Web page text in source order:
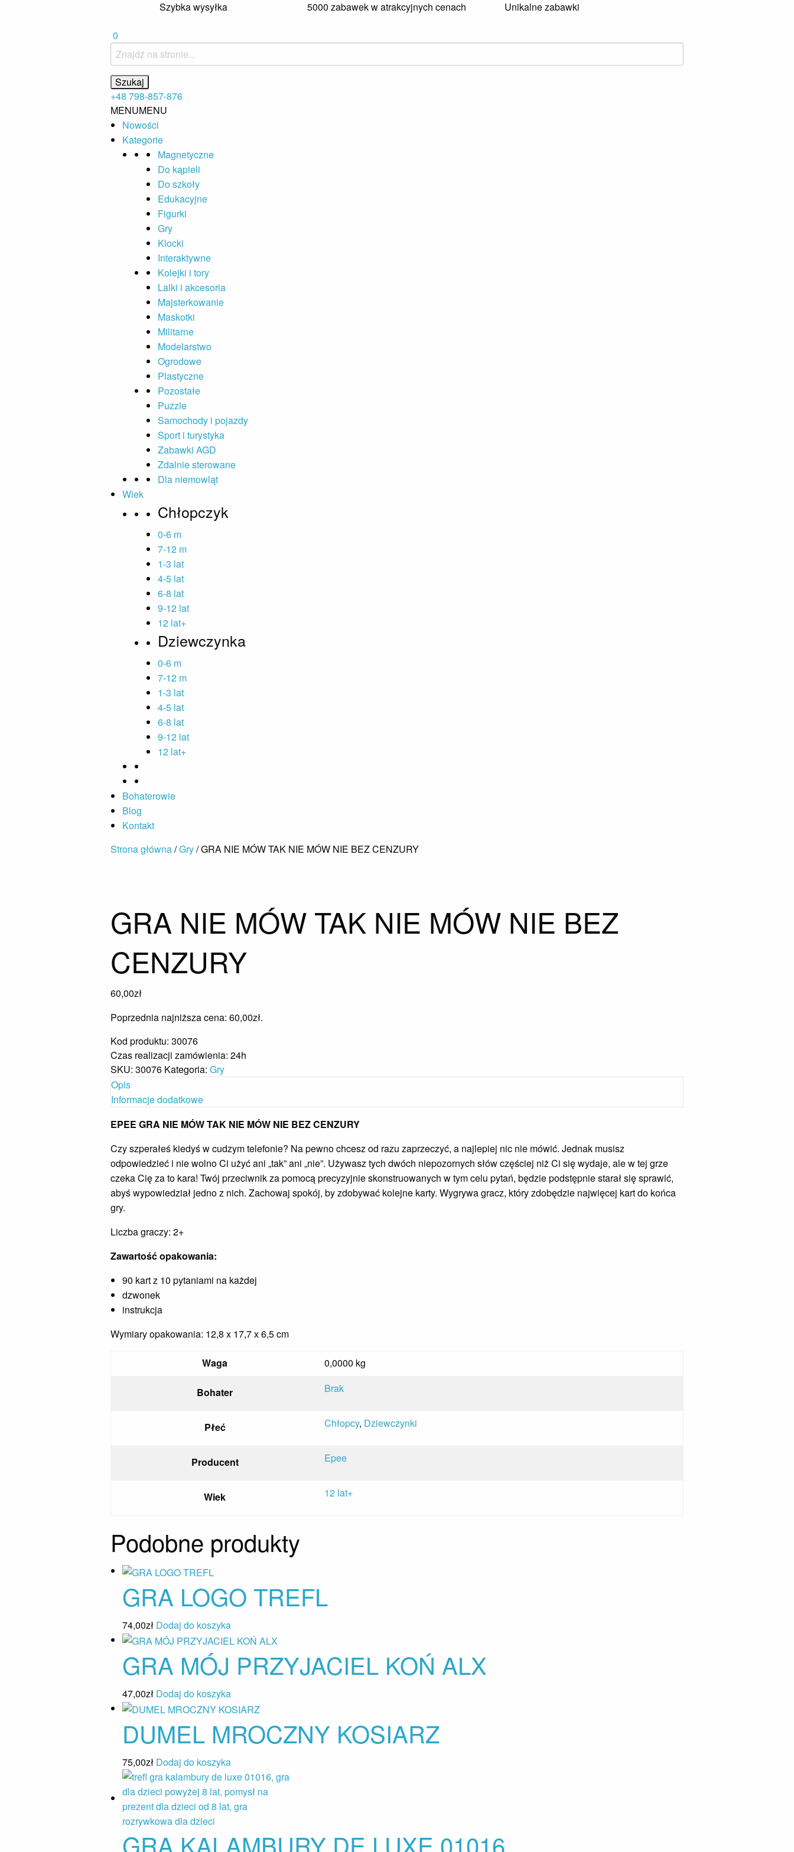
Szybka wysyłka 5000 zabawek w atrakcyjnych cenach Unikalne zabawki
0
+48 798-857-876
MENUMENU
Nowości
Kategorie
Magnetyczne
Do kąpieli
Do szkoły
Edukacyjne
Figurki
Gry
Klocki
Interaktywne
Kolejki i tory
Lalki i akcesoria
Majsterkowanie
Maskotki
Militarne
Modelarstwo
Ogrodowe
Plastyczne
Pozostałe
Puzzle
Samochody i pojazdy
Sport i turystyka
Zabawki AGD
Zdalnie sterowane
Dla niemowląt
Wiek
Chłopczyk
0-6 m
7-12 m
1-3 lat
4-5 lat
6-8 lat
9-12 lat
12 lat+
Dziewczynka
0-6 m
7-12 m
1-3 lat
4-5 lat
6-8 lat
9-12 lat
12 lat+
Bohaterowie
Blog
Kontakt
Strona główna/Gry/ GRA NIE MÓW TAK NIE MÓW NIE BEZ CENZURY
GRA NIE MÓW TAK NIE MÓW NIE BEZ
CENZURY
60,00zł
Poprzednia najniższa cena: 60,00zł.
Kod produktu: 30076
Czas realizacji zamówienia: 24h
SKU: 30076 Kategoria: Gry
Opis
Informacje dodatkowe
EPEE GRA NIE MÓW TAK NIE MÓW NIE BEZ CENZURY
Czy szperałeś kiedyś w cudzym telefonie? Na pewno chcesz od razu zaprzeczyć, a najlepiej nic nie mówić. Jednak musisz
odpowiedzieć i nie wolno Ci użyć ani „tak” ani „nie”. Używasz tych dwóch niepozornych słów częściej niż Ci się wydaje, ale w tej grze
czeka Cię za to kara! Twój przeciwnik za pomocą precyzyjnie skonstruowanych w tym celu pytań, będzie podstępnie starał się sprawić,
abyś wypowiedział jedno z nich. Zachowaj spokój, by zdobywać kolejne karty. Wygrywa gracz, który zdobędzie najwięcej kart do końca
gry.
Liczba graczy: 2+
Zawartość opakowania:
90 kart z 10 pytaniami na każdej
dzwonek
instrukcja
Wymiary opakowania: 12,8 x 17,7 x 6,5 cm
Waga 0,0000 kg
Bohater Brak
Płeć Chłopcy, Dziewczynki
Producent Epee
Wiek 12 lat+
Podobne produkty
GRA LOGO TREFL
74,00zł Dodaj do koszyka
GRA MÓJ PRZYJACIEL KOŃ ALX
47,00zł Dodaj do koszyka
DUMEL MROCZNY KOSIARZ
75,00zł Dodaj do koszyka
GRA KALAMBURY DE LUXE 01016